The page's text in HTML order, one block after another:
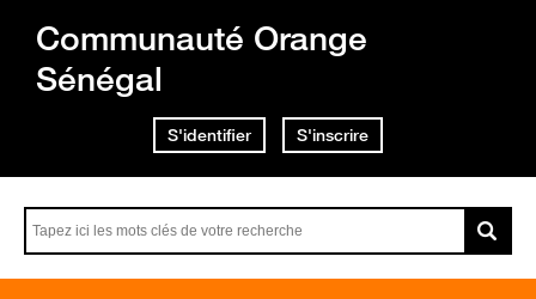
Communauté Orange
Sénégal
S'identifier S'inscrire